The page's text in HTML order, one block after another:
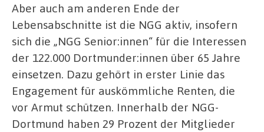
Aber auch am anderen Ende der
Lebensabschnitte ist die NGG aktiv, insofern
sich die „NGG Senior:innen“ für die Interessen
der 122.000 Dortmunder:innen über 65 Jahre
einsetzen. Dazu gehört in erster Linie das
Engagement für auskömmliche Renten, die
vor Armut schützen. Innerhalb der NGG-
Dortmund haben 29 Prozent der Mitglieder